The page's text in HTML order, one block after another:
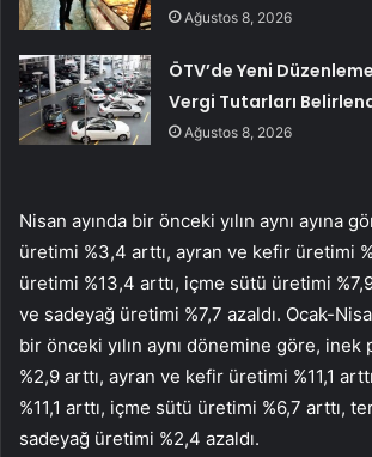
Ağustos 8, 2026
ÖTV’de Yeni
Vergi Tutarları
Ağustos 8, 2026
Nisan ayında bir önceki yılın aynı ayına
üretimi %3,4 arttı, ayran ve kefir üretimi
üretimi %13,4 arttı, içme sütü üretimi
ve sadeyağ üretimi %7,7 azaldı. Ocak-
bir önceki yılın aynı dönemine göre,
%2,9 arttı, ayran ve kefir üretimi %11,1
%11,1 arttı, içme sütü üretimi %6,7 arttı,
sadeyağ üretimi %2,4 azaldı.